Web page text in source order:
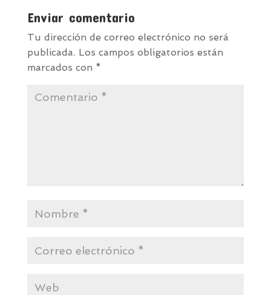
Enviar comentario
Tu dirección de correo electrónico no será
publicada. Los campos obligatorios están
marcados con *